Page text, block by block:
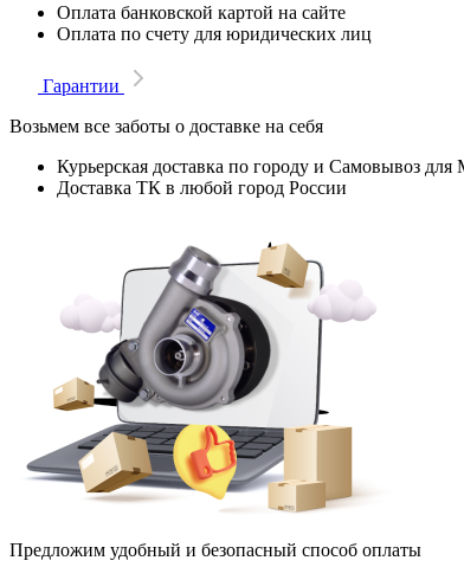
Оплата банковской картой на сайте
Оплата по счету для юридических лиц
Гарантии
Возьмем все заботы о доставке на себя
Курьерская доставка по городу и Самовывоз
Доставка ТК в любой город России
Предложим удобный и безопасный способ оплаты